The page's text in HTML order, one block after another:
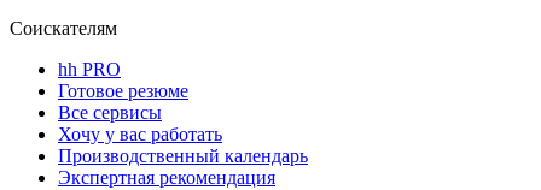
Соискателям
hh PRO
Готовое резюме
Все сервисы
Хочу у вас работать
Производственный календарь
Экспертная рекомендация